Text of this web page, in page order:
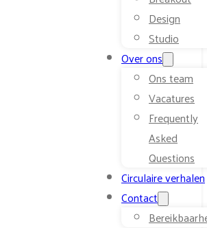
Design
Studio
Over ons
Ons team
Vacatures
Frequently
Asked
Questions
Circulaire verhalen
Contact